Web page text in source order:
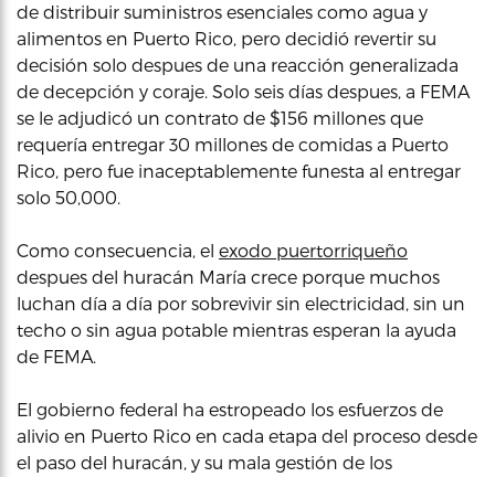
de distribuir suministros esenciales como agua y
alimentos en Puerto Rico, pero decidió revertir su
decisión solo despues de una reacción generalizada
de decepción y coraje. Solo seis días despues, a FEMA
se le adjudicó un contrato de $156 millones que
requería entregar 30 millones de comidas a Puerto
Rico, pero fue inaceptablemente funesta al entregar
solo 50,000.
Como consecuencia, el exodo puertorriqueño
despues del huracán María crece porque muchos
luchan día a día por sobrevivir sin electricidad, sin un
techo o sin agua potable mientras esperan la ayuda
de FEMA.
El gobierno federal ha estropeado los esfuerzos de
alivio en Puerto Rico en cada etapa del proceso desde
el paso del huracán, y su mala gestión de los